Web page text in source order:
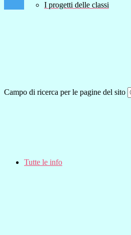
I progetti delle classi
Campo di ricerca per le pagine del sito
Tutte le info